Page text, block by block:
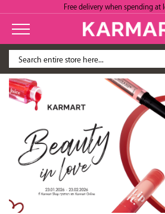
Free delivery when spending at